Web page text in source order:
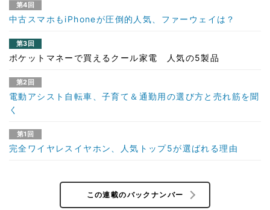
第4回
中古スマホもiPhoneが圧倒的人気、ファーウェイは？
第3回
ポケットマネーで買えるクール家電 人気の5製品
第2回
電動アシスト自転車、子育て＆通勤用の選び方と売れ筋を聞
く
第1回
完全ワイヤレスイヤホン、人気トップ5が選ばれる理由
この連載のバックナンバー